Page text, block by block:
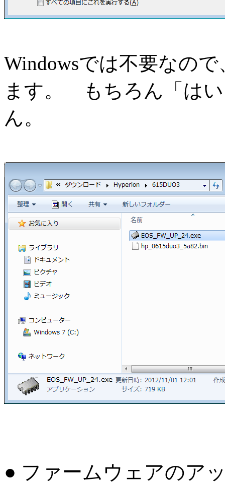
Windowsでは不要なの
ます。 もちろん「は
ん。
● ファームウェアのア